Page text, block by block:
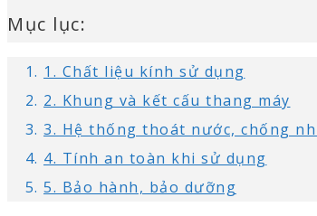
Mục lục:
1. Chất liệu kính sử dụng
2. Khung và kết cấu thang máy
3. Hệ thống thoát nước, chống
4. Tính an toàn khi sử dụng
5. Bảo hành, bảo dưỡng